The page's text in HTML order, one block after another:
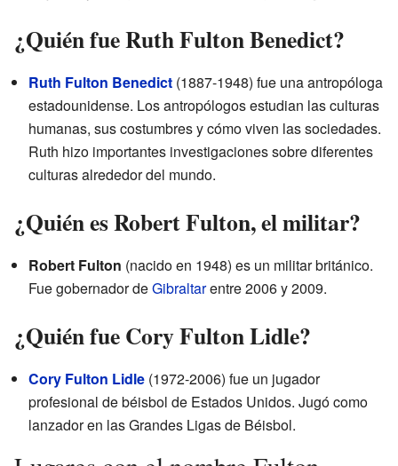
¿Quién fue Ruth Fulton Benedict?
Ruth Fulton Benedict (1887-1948) fue una antropóloga
estadounidense. Los antropólogos estudian las culturas
humanas, sus costumbres y cómo viven las sociedades.
Ruth hizo importantes investigaciones sobre diferentes
culturas alrededor del mundo.
¿Quién es Robert Fulton, el militar?
Robert Fulton (nacido en 1948) es un militar británico.
Fue gobernador deGibraltarentre 2006 y 2009.
¿Quién fue Cory Fulton Lidle?
Cory Fulton Lidle (1972-2006) fue un jugador
profesional de béisbol de Estados Unidos. Jugó como
lanzador en las Grandes Ligas de Béisbol.